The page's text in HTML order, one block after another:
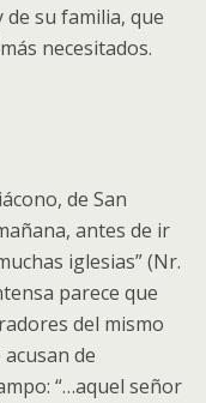
su familia, que
necesitados.
de San
antes de ir
iglesias” (Nr.
parece que
del mismo
de
“…aquel señor